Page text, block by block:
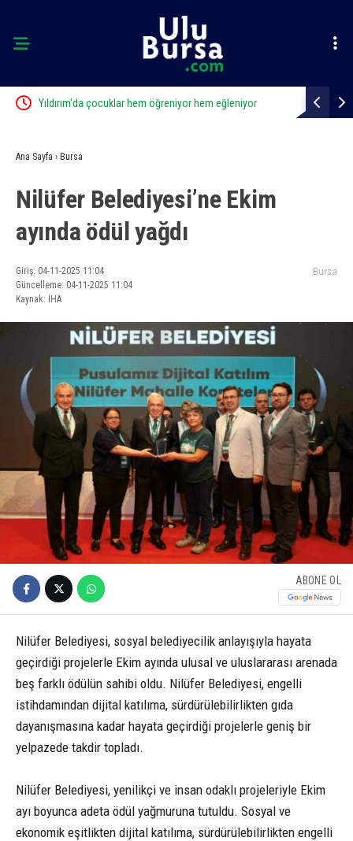
Yıldırım’da çocuklar hem öğreniyor hem eğleniyor Aslı
Ana Sayfa › Bursa
Nilüfer Belediyesi’ne Ekim
ayında ödül yağdı
Giriş: 04-11-2025 11:04
Güncelleme: 04-11-2025 11:04
Kaynak: İHA
Bursa
ABONE OL
Nilüfer Belediyesi, sosyal belediyecilik anlayışıyla hayata
geçirdiği projelerle Ekim ayında ulusal ve uluslararası arenada
beş farklı ödülün sahibi oldu. Nilüfer Belediyesi, engelli
istihdamından dijital katılıma, sürdürülebilirlikten gıda
dayanışmasına kadar hayata geçirdiği projelerle geniş bir
yelpazede takdir topladı.
Nilüfer Belediyesi, yenilikçi ve insan odaklı projeleriyle Ekim
ayı boyunca adeta ödül yağmuruna tutuldu. Sosyal ve
ekonomik eşitlikten dijital katılıma, sürdürülebilirlikten engelli